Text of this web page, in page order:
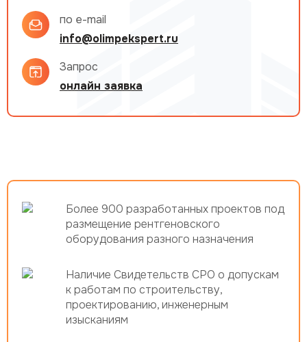
по e-mail
info@olimpekspert.ru
Запрос
онлайн заявка
Более 900 разработанных проектов под
размещение рентгеновского
оборудования разного назначения
Наличие Свидетельств СРО о допускам
к работам по строительству,
проектированию, инженерным
изысканиям